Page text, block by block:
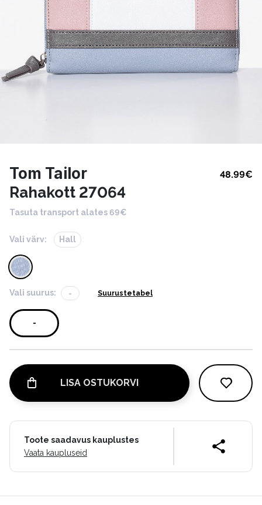
Tom Tailor 48.99€
Rahakott 27064
Tasuta transport alates 69€
Vali värv: Hall
Vali suurus: - Suurustetabel
-
LISA OSTUKORVI
Toote saadavus kauplustes
Vaata kaupluseid